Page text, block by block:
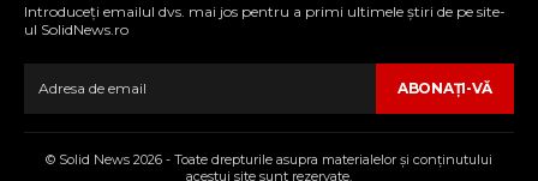
Introduceţi emailul dvs. mai jos pentru a primi ultimele ştiri de pe site-
ul SolidNews.ro
ABONAŢI-VĂ
© Solid News 2026 - Toate drepturile asupra materialelor şi conţinutului
acestui site sunt rezervate.